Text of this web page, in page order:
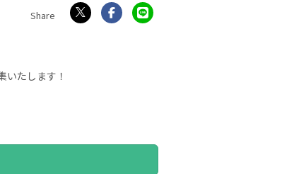
いたします！